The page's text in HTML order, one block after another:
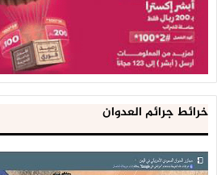
خرائط جرائم العدوان